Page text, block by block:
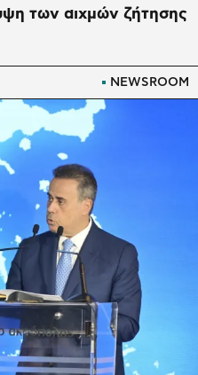
NEWSROOM
των αιχμών ζήτησης